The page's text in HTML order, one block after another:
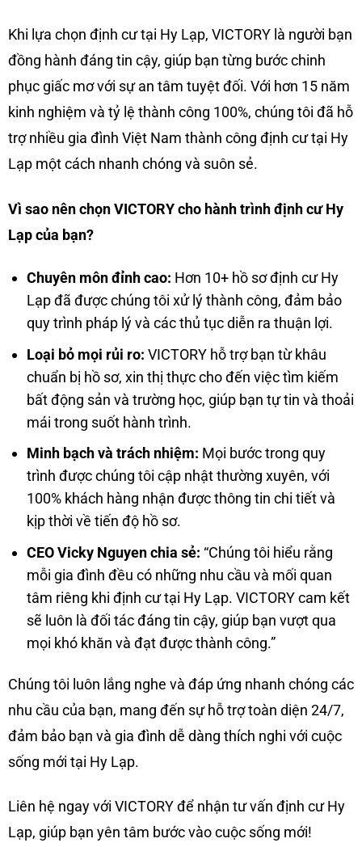
Khi lựa chọn định cư tại Hy Lạp, VICTORY là người bạn
đồng hành đáng tin cậy, giúp bạn từng bước chinh
phục giấc mơ với sự an tâm tuyệt đối. Với hơn 15 năm
kinh nghiệm và tỷ lệ thành công 100%, chúng tôi đã hỗ
trợ nhiều gia đình Việt Nam thành công định cư tại Hy
Lạp một cách nhanh chóng và suôn sẻ.
Vì sao nên chọn VICTORY cho hành trình định cư Hy
Lạp của bạn?
Chuyên môn đỉnh cao: Hơn 10+ hồ sơ định cư Hy
Lạp đã được chúng tôi xử lý thành công, đảm bảo
quy trình pháp lý và các thủ tục diễn ra thuận lợi.
Loại bỏ mọi rủi ro: VICTORY hỗ trợ bạn từ khâu
chuẩn bị hồ sơ, xin thị thực cho đến việc tìm kiếm
bất động sản và trường học, giúp bạn tự tin và thoải
mái trong suốt hành trình.
Minh bạch và trách nhiệm: Mọi bước trong quy
trình được chúng tôi cập nhật thường xuyên, với
100% khách hàng nhận được thông tin chi tiết và
kịp thời về tiến độ hồ sơ.
CEO Vicky Nguyen chia sẻ: “Chúng tôi hiểu rằng
mỗi gia đình đều có những nhu cầu và mối quan
tâm riêng khi định cư tại Hy Lạp. VICTORY cam kết
sẽ luôn là đối tác đáng tin cậy, giúp bạn vượt qua
mọi khó khăn và đạt được thành công.”
Chúng tôi luôn lắng nghe và đáp ứng nhanh chóng các
nhu cầu của bạn, mang đến sự hỗ trợ toàn diện 24/7,
đảm bảo bạn và gia đình dễ dàng thích nghi với cuộc
sống mới tại Hy Lạp.
Liên hệ ngay với VICTORY để nhận tư vấn định cư Hy
Lạp, giúp bạn yên tâm bước vào cuộc sống mới!